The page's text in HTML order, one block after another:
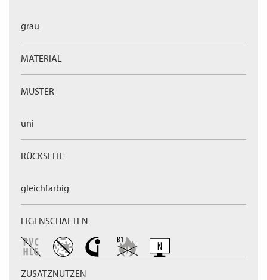
grau
MATERIAL
MUSTER
uni
RÜCKSEITE
gleichfarbig
EIGENSCHAFTEN
ZUSATZNUTZEN